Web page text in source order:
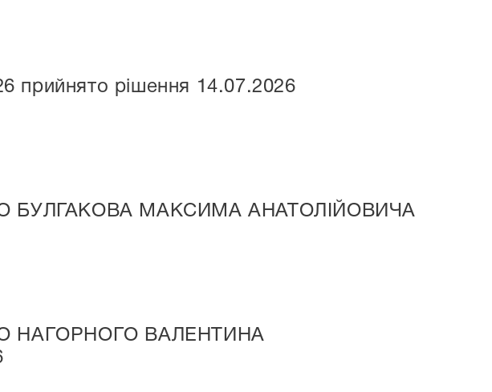
прийнято рішення 14.07.2026
БУЛГАКОВА МАКСИМА АНАТОЛІЙОВИЧА
НАГОРНОГО ВАЛЕНТИНА